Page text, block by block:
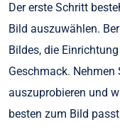
Der erste Schritt
Bild auszuwählen.
Bildes, die
Geschmack. Nehmen
auszuprobieren und
besten zum Bild